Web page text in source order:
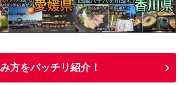
方をバッチリ紹介！